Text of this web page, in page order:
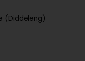
(Diddeleng)